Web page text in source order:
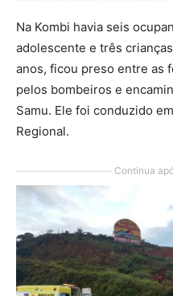
Na Kombi havia seis
adolescente e três
anos, ficou preso entre as
pelos bombeiros e
Samu. Ele foi conduzido
Regional.
Continua